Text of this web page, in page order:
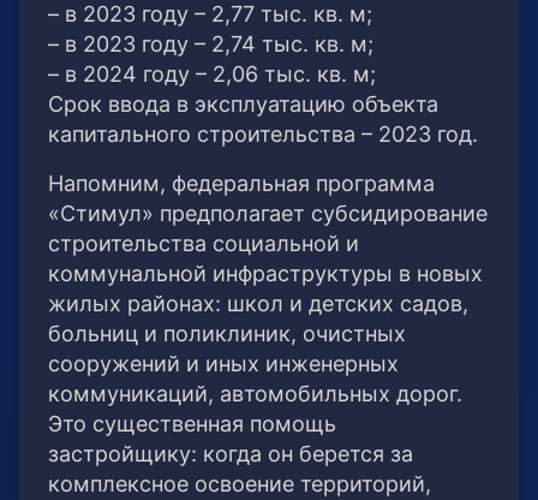
– в 2023 году – 2,77 тыс. кв. м;
– в 2023 году – 2,74 тыс. кв. м;
– в 2024 году – 2,06 тыс. кв. м;
Срок ввода в эксплуатацию объекта
капитального строительства – 2023 год.
Напомним, федеральная программа
«Стимул» предполагает субсидирование
строительства социальной и
коммунальной инфраструктуры в новых
жилых районах: школ и детских садов,
больниц и поликлиник, очистных
сооружений и иных инженерных
коммуникаций, автомобильных дорог.
Это существенная помощь
застройщику: когда он берется за
комплексное освоение территорий,